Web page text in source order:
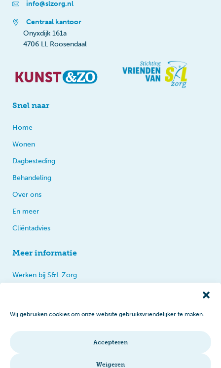
Wij gebruiken cookies om onze website gebruiksvriendelijker te maken.
Accepteren
Weigeren
info@slzorg.nl
Centraal kantoor
Onyxdijk 161a
4706 LL Roosendaal
Snel naar
Home
Wonen
Dagbesteding
Behandeling
Over ons
En meer
Cliëntadvies
Meer informatie
Werken bij S&L Zorg
Intranet